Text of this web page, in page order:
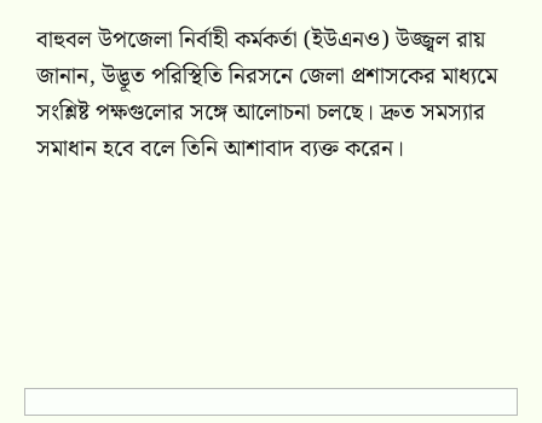
বাহুবল উপজেলা নির্বাহী কর্মকর্তা (ইউএনও) উজ্জ্বল রায়
জানান, উদ্ভূত পরিস্থিতি নিরসনে জেলা প্রশাসকের মাধ্যমে
সংশ্লিষ্ট পক্ষগুলোর সঙ্গে আলোচনা চলছে। দ্রুত সমস্যার
সমাধান হবে বলে তিনি আশাবাদ ব্যক্ত করেন।